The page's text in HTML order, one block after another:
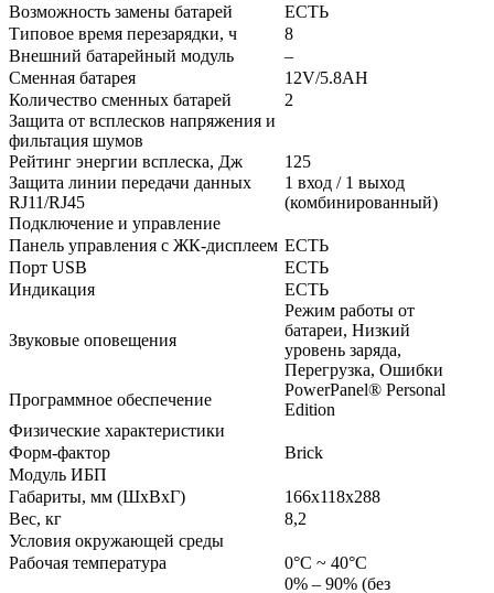
Возможность замены батарей
ЕСТЬ
Типовое время перезарядки, ч
8
Внешний батарейный модуль
–
Сменная батарея
12V/5.8AH
Количество сменных батарей
2
Защита от всплесков напряжения и
фильтация шумов
Рейтинг энергии всплеска, Дж
125
Защита линии передачи данных
RJ11/RJ45
1 вход / 1 выход
(комбинированный)
Подключение и управление
Панель управления с ЖК-дисплеем ЕСТЬ
Порт USB
ЕСТЬ
Индикация
ЕСТЬ
Звуковые оповещения
Режим работы от
батареи, Низкий
уровень заряда,
Перегрузка, Ошибки
Программное обеспечение
PowerPanel® Personal
Edition
Физические характеристики
Форм-фактор
Brick
Модуль ИБП
Габариты, мм (ШxВxГ)
166x118x288
Вес, кг
8,2
Условия окружающей среды
Рабочая температура
0°C ~ 40°C
0% – 90% (без